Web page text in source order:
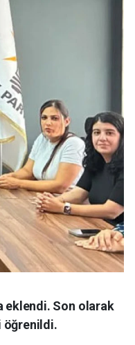
eklendi. Son olarak
öğrenildi.